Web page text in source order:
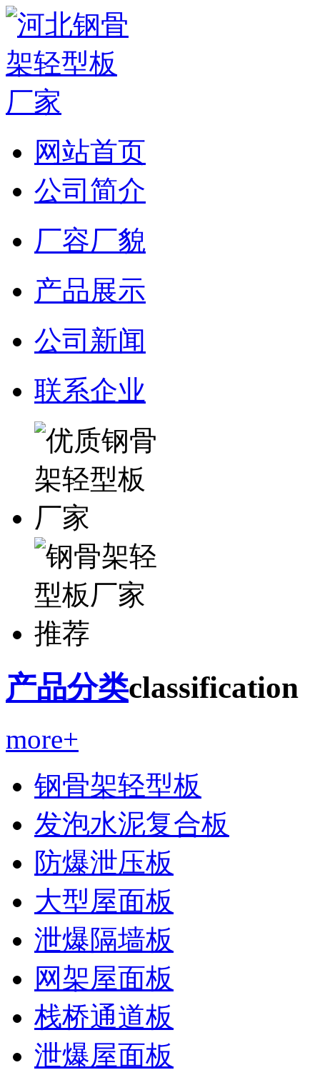
网站首页
公司简介
厂容厂貌
产品展示
公司新闻
联系企业
产品分类classification
more+
钢骨架轻型板
发泡水泥复合板
防爆泄压板
大型屋面板
泄爆隔墙板
网架屋面板
栈桥通道板
泄爆屋面板